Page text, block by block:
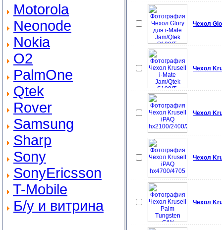
Motorola
Neonode
Nokia
O2
PalmOne
Qtek
Rover
Samsung
Sharp
Sony
SonyEricsson
T-Mobile
Б/у и витрина
Чехол
Чехол
Чехол
Чехол
Чехол